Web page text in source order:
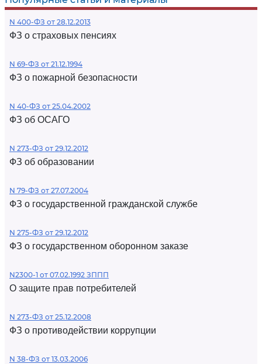
N 400-ФЗ от 28.12.2013
ФЗ о страховых пенсиях
N 69-ФЗ от 21.12.1994
ФЗ о пожарной безопасности
N 40-ФЗ от 25.04.2002
ФЗ об ОСАГО
N 273-ФЗ от 29.12.2012
ФЗ об образовании
N 79-ФЗ от 27.07.2004
ФЗ о государственной гражданской службе
N 275-ФЗ от 29.12.2012
ФЗ о государственном оборонном заказе
N2300-1 от 07.02.1992 ЗППП
О защите прав потребителей
N 273-ФЗ от 25.12.2008
ФЗ о противодействии коррупции
N 38-ФЗ от 13.03.2006